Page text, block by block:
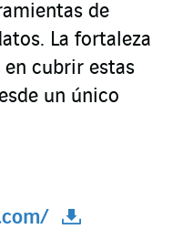
de
La fortaleza
en cubrir estas
un único